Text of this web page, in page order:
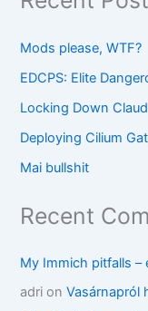
Mods please, WTF?
EDCPS: Elite
Locking Down
Deploying Cilium
Mai bullshit
Recent
My Immich pitfalls –
adri onVasárnapról